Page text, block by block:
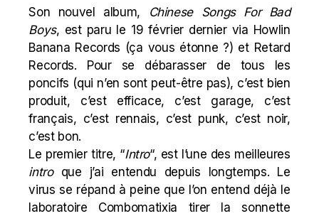
Son nouvel album,
Chinese Songs For Bad
Boys, est paru le 19 février dernier via Howlin
Banana Records (ça vous étonne ?) et Retard
Records. Pour se débarasser de tous les
poncifs (qui n’en sont peut-être pas), c’est bien
produit, c’est efficace, c’est garage, c’est
français, c’est rennais, c’est punk, c’est noir,
c’est bon.
Le premier titre, “Intro“, est l’une des meilleures
intro que j’ai entendu depuis longtemps. Le
virus se répand à peine que l’on entend déjà le
laboratoire Combomatixia tirer la sonnette